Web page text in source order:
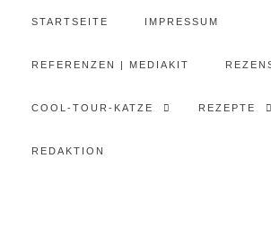
STARTSEITE IMPRESSUM
REFERENZEN | MEDIAKIT
COOL-TOUR-KATZE REZEPTE
REDAKTION